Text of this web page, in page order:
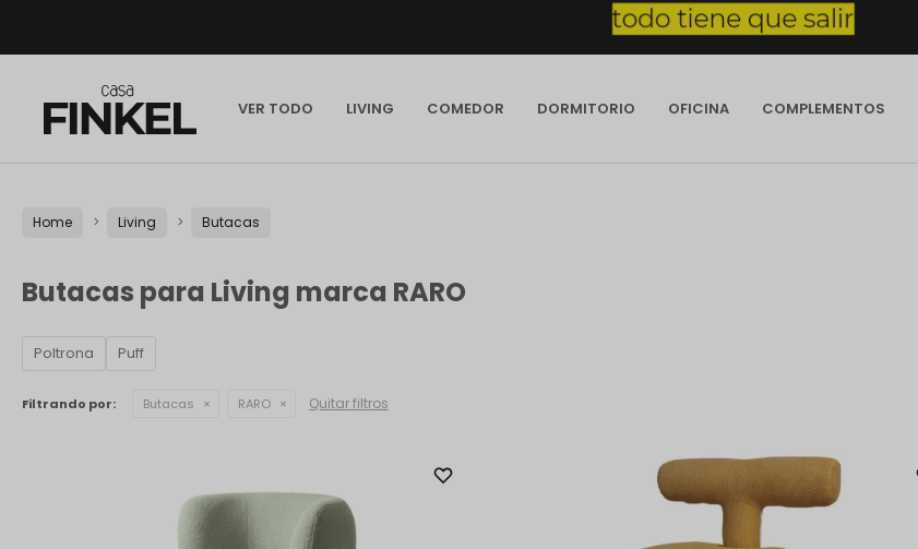
VER TODO LIVING COMEDOR DORMITORIO OFICINA COMPLEMENTOS
Home Living Butacas
Butacas para Living marca RARO
Poltrona Puff
Filtrando por: Butacas RARO Quitar filtros